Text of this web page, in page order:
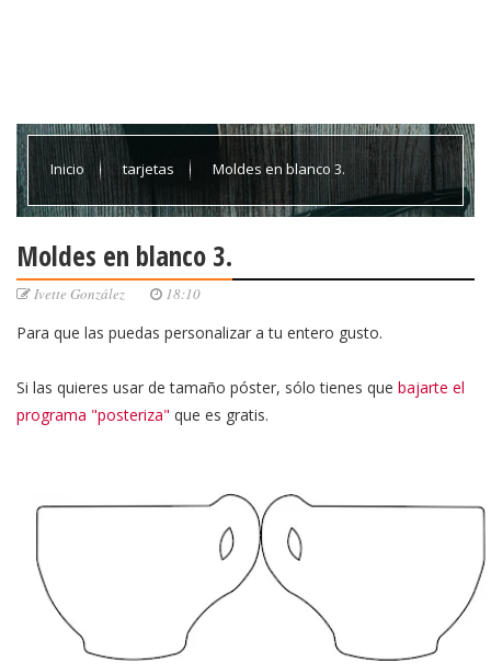
Inicio tarjetas Moldes en blanco 3.
Moldes en blanco 3.
Ivette González 18:10
Para que las puedas personalizar a tu entero gusto.
Si las quieres usar de tamaño póster, sólo tienes que bajarte el
programa "posteriza" que es gratis.